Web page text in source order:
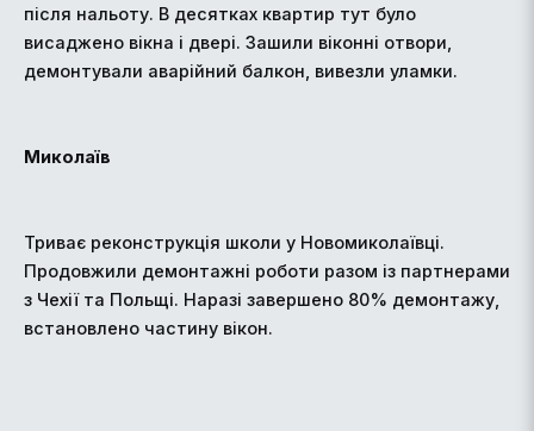
після нальоту. В десятках квартир тут було
висаджено вікна і двері. Зашили віконні отвори,
демонтували аварійний балкон, вивезли уламки.
Миколаїв
Триває реконструкція школи у Новомиколаївці.
Продовжили демонтажні роботи разом із партнерами
з Чехії та Польщі. Наразі завершено 80% демонтажу,
встановлено частину вікон.